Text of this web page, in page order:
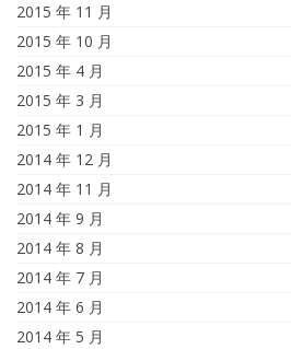
2015 年 11 月
2015 年 10 月
2015 年 4 月
2015 年 3 月
2015 年 1 月
2014 年 12 月
2014 年 11 月
2014 年 9 月
2014 年 8 月
2014 年 7 月
2014 年 6 月
2014 年 5 月